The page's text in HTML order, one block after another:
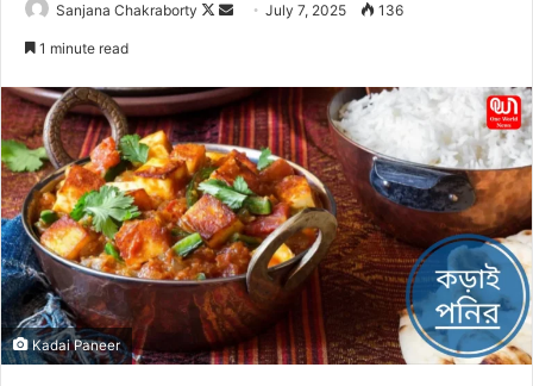
Sanjana Chakraborty
F
l
o
w
o
n
X
d
a
n
e
m
a
i
l
July 7, 2025 136
1 minute read
Kadai Paneer